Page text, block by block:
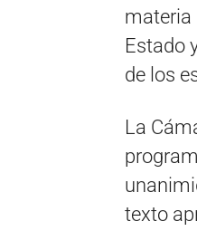
materia
Estado
de los
La
texto